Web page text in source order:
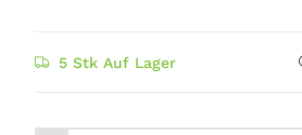
5 Stk Auf Lager